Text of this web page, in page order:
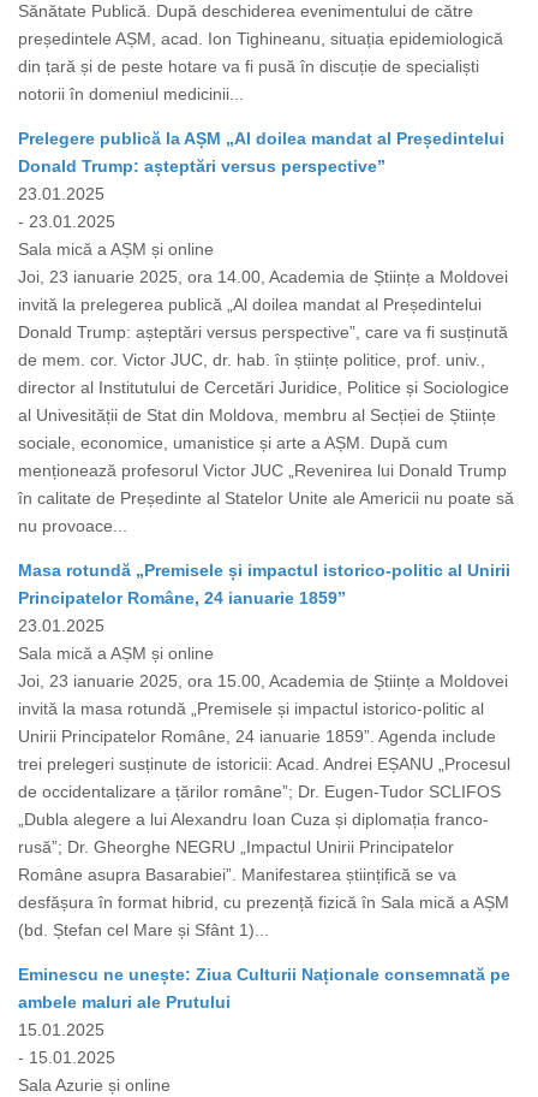
Sănătate Publică. După deschiderea evenimentului de către
președintele AȘM, acad. Ion Tighineanu, situația epidemiologică
din țară și de peste hotare va fi pusă în discuție de specialiști
notorii în domeniul medicinii...
Prelegere publică la AȘM „Al doilea mandat al Președintelui
Donald Trump: așteptări versus perspective”
23.01.2025
- 23.01.2025
Sala mică a AȘM și online
Joi, 23 ianuarie 2025, ora 14.00, Academia de Științe a Moldovei
invită la prelegerea publică „Al doilea mandat al Președintelui
Donald Trump: așteptări versus perspective”, care va fi susținută
de mem. cor. Victor JUC, dr. hab. în științe politice, prof. univ.,
director al Institutului de Cercetări Juridice, Politice și Sociologice
al Univesității de Stat din Moldova, membru al Secției de Științe
sociale, economice, umanistice și arte a AȘM. După cum
menționează profesorul Victor JUC „Revenirea lui Donald Trump
în calitate de Președinte al Statelor Unite ale Americii nu poate să
nu provoace...
Masa rotundă „Premisele și impactul istorico-politic al Unirii
Principatelor Române, 24 ianuarie 1859”
23.01.2025
Sala mică a AȘM și online
Joi, 23 ianuarie 2025, ora 15.00, Academia de Științe a Moldovei
invită la masa rotundă „Premisele și impactul istorico-politic al
Unirii Principatelor Române, 24 ianuarie 1859”. Agenda include
trei prelegeri susținute de istoricii: Acad. Andrei EȘANU „Procesul
de occidentalizare a țărilor române”; Dr. Eugen-Tudor SCLIFOS
„Dubla alegere a lui Alexandru Ioan Cuza și diplomația franco-
rusă”; Dr. Gheorghe NEGRU „Impactul Unirii Principatelor
Române asupra Basarabiei”. Manifestarea științifică se va
desfășura în format hibrid, cu prezență fizică în Sala mică a AȘM
(bd. Ștefan cel Mare și Sfânt 1)...
Eminescu ne unește: Ziua Culturii Naționale consemnată pe
ambele maluri ale Prutului
15.01.2025
- 15.01.2025
Sala Azurie și online